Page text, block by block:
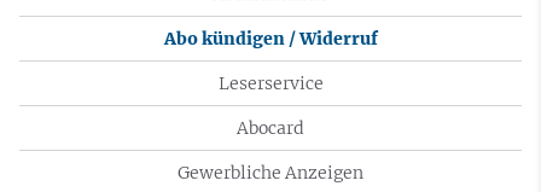
Abo kündigen / Widerruf
Leserservice
Abocard
Gewerbliche Anzeigen